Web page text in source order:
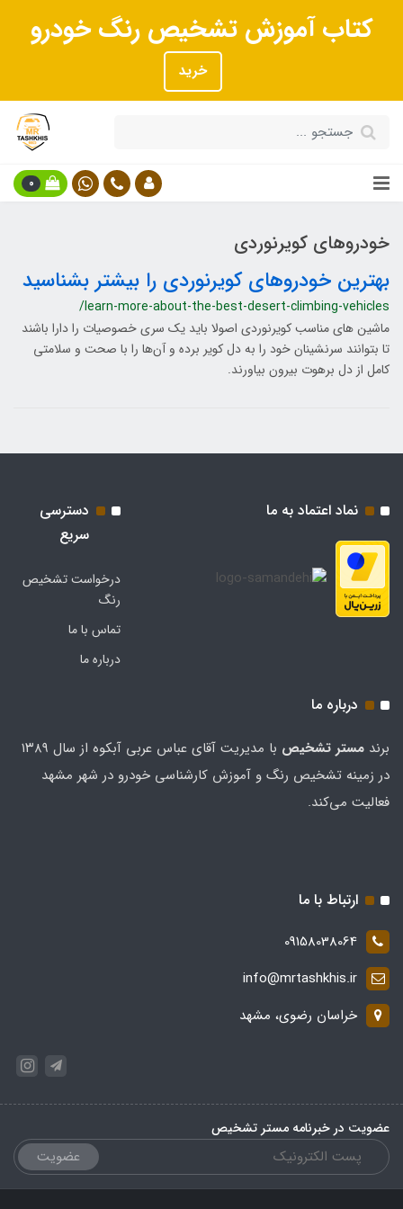
کتاب آموزش تشخیص رنگ خودرو
خرید
0
خودروهای کویرنوردی
بهترین خودروهای کویرنوردی را بیشتر بشناسید
/learn-more-about-the-best-desert-climbing-vehicles
ماشین های مناسب کویرنوردی اصولا باید یک سری خصوصیات را دارا باشند
تا بتوانند سرنشینان خود را به دل کویر برده و آن‌ها را با صحت و سلامتی
کامل از دل برهوت بیرون بیاورند.
نماد اعتماد به ما
دسترسی
سریع
درخواست تشخیص
رنگ
تماس با ما
درباره ما
درباره ما
برند مستر تشخيص
با مدیریت آقای عباس عربی آبکوه از سال ۱۳۸۹
در زمینه تشخیص رنگ و آموزش کارشناسی خودرو در شهر مشهد
فعالیت می‌کند.
ارتباط با ما
09158038064
info@mrtashkhis.ir
خراسان رضوی، مشهد
عضویت در خبرنامه مستر تشخیص
عضویت